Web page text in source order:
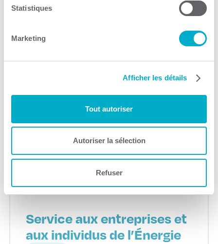
Statistiques
Marketing
Afficher les détails
Tout autoriser
Autoriser la sélection
Refuser
Service de la formation
continue Université du
Québec à Trois-Rivières
Service aux entreprises et
aux individus de l’Énergie